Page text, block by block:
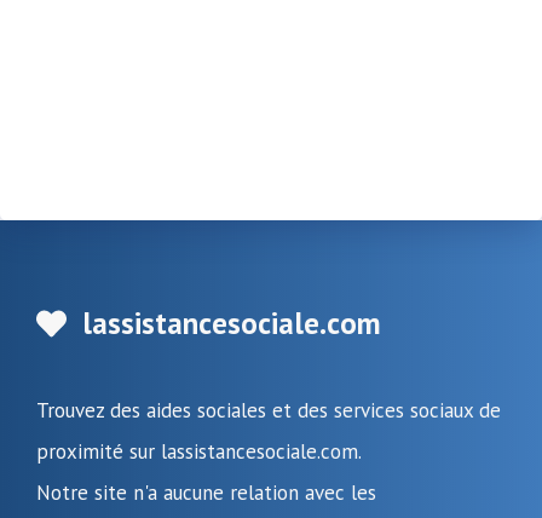
lassistancesociale.com
Trouvez des aides sociales et des services sociaux de
proximité sur lassistancesociale.com.
Notre site n'a aucune relation avec les